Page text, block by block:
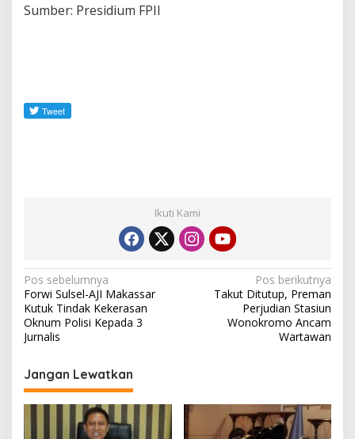
Sumber: Presidium FPII
Ikuti Kami
N
a
v
i
g
a
s
Pos sebelumnya
Forwi Sulsel-AJI Makassar
Kutuk Tindak Kekerasan
Oknum Polisi Kepada 3
Jurnalis
Pos berikutnya
Takut Ditutup, Preman
Perjudian Stasiun
Wonokromo Ancam
Wartawan
Jangan Lewatkan